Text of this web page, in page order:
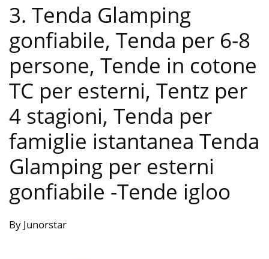
3. Tenda Glamping
gonfiabile, Tenda per 6-8
persone, Tende in cotone
TC per esterni, Tentz per
4 stagioni, Tenda per
famiglie istantanea Tenda
Glamping per esterni
gonfiabile -Tende igloo
By Junorstar